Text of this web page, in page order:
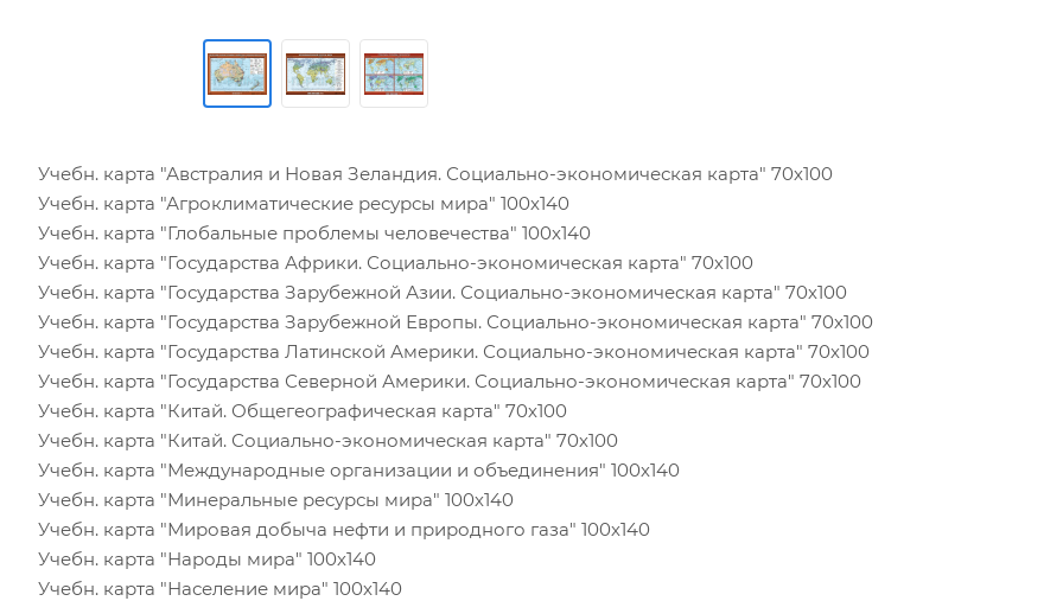
Учебн. карта "Австралия и Новая Зеландия. Социально-экономическая карта" 70х100
Учебн. карта "Агроклиматические ресурсы мира" 100х140
Учебн. карта "Глобальные проблемы человечества" 100х140
Учебн. карта "Государства Африки. Социально-экономическая карта" 70х100
Учебн. карта "Государства Зарубежной Азии. Социально-экономическая карта" 70х100
Учебн. карта "Государства Зарубежной Европы. Социально-экономическая карта" 70х100
Учебн. карта "Государства Латинской Америки. Социально-экономическая карта" 70х100
Учебн. карта "Государства Северной Америки. Социально-экономическая карта" 70х100
Учебн. карта "Китай. Общегеографическая карта" 70х100
Учебн. карта "Китай. Социально-экономическая карта" 70х100
Учебн. карта "Международные организации и объединения" 100х140
Учебн. карта "Минеральные ресурсы мира" 100х140
Учебн. карта "Мировая добыча нефти и природного газа" 100х140
Учебн. карта "Народы мира" 100х140
Учебн. карта "Население мира" 100х140